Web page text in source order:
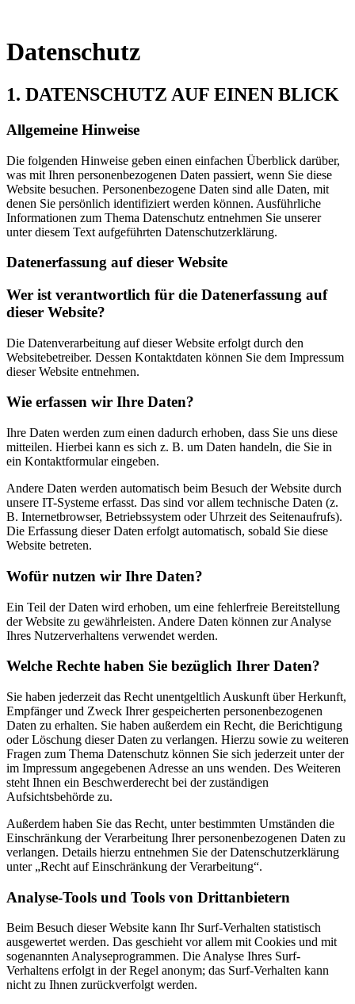
Datenschutz
1. DATENSCHUTZ AUF EINEN BLICK
Allgemeine Hinweise
Die folgenden Hinweise geben einen einfachen Überblick darüber,
was mit Ihren personenbezogenen Daten passiert, wenn Sie diese
Website besuchen. Personenbezogene Daten sind alle Daten, mit
denen Sie persönlich identifiziert werden können. Ausführliche
Informationen zum Thema Datenschutz entnehmen Sie unserer
unter diesem Text aufgeführten Datenschutzerklärung.
Datenerfassung auf dieser Website
Wer ist verantwortlich für die Datenerfassung auf
dieser Website?
Die Datenverarbeitung auf dieser Website erfolgt durch den
Websitebetreiber. Dessen Kontaktdaten können Sie dem Impressum
dieser Website entnehmen.
Wie erfassen wir Ihre Daten?
Ihre Daten werden zum einen dadurch erhoben, dass Sie uns diese
mitteilen. Hierbei kann es sich z. B. um Daten handeln, die Sie in
ein Kontaktformular eingeben.
Andere Daten werden automatisch beim Besuch der Website durch
unsere IT-Systeme erfasst. Das sind vor allem technische Daten (z.
B. Internetbrowser, Betriebssystem oder Uhrzeit des Seitenaufrufs).
Die Erfassung dieser Daten erfolgt automatisch, sobald Sie diese
Website betreten.
Wofür nutzen wir Ihre Daten?
Ein Teil der Daten wird erhoben, um eine fehlerfreie Bereitstellung
der Website zu gewährleisten. Andere Daten können zur Analyse
Ihres Nutzerverhaltens verwendet werden.
Welche Rechte haben Sie bezüglich Ihrer Daten?
Sie haben jederzeit das Recht unentgeltlich Auskunft über Herkunft,
Empfänger und Zweck Ihrer gespeicherten personenbezogenen
Daten zu erhalten. Sie haben außerdem ein Recht, die Berichtigung
oder Löschung dieser Daten zu verlangen. Hierzu sowie zu weiteren
Fragen zum Thema Datenschutz können Sie sich jederzeit unter der
im Impressum angegebenen Adresse an uns wenden. Des Weiteren
steht Ihnen ein Beschwerderecht bei der zuständigen
Aufsichtsbehörde zu.
Außerdem haben Sie das Recht, unter bestimmten Umständen die
Einschränkung der Verarbeitung Ihrer personenbezogenen Daten zu
verlangen. Details hierzu entnehmen Sie der Datenschutzerklärung
unter „Recht auf Einschränkung der Verarbeitung“.
Analyse-Tools und Tools von Drittanbietern
Beim Besuch dieser Website kann Ihr Surf-Verhalten statistisch
ausgewertet werden. Das geschieht vor allem mit Cookies und mit
sogenannten Analyseprogrammen. Die Analyse Ihres Surf-
Verhaltens erfolgt in der Regel anonym; das Surf-Verhalten kann
nicht zu Ihnen zurückverfolgt werden.